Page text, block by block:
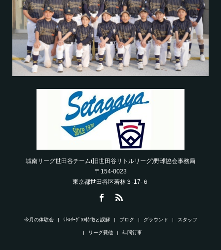
城南リーグ世田谷チーム(旧世田谷リトルリーグ)野球協会事務局
〒154-0023
東京都世田谷区若林３-17-６
今月の体験会 ﾘﾄﾙﾘｰｸﾞの特徴と誤解 ブログ グラウンド スタッフ
リーグ費他 年間行事